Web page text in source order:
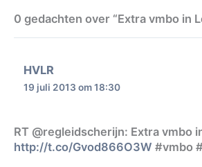
0 gedachten over “Extra vmbo in
HVLR
19 juli 2013 om 18:30
RT @regleidscherijn: Extra vmbo
http://t.co/Gvod866O3W #vmbo